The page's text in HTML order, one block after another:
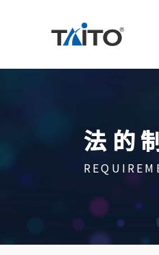
タイトーのミッ
法的